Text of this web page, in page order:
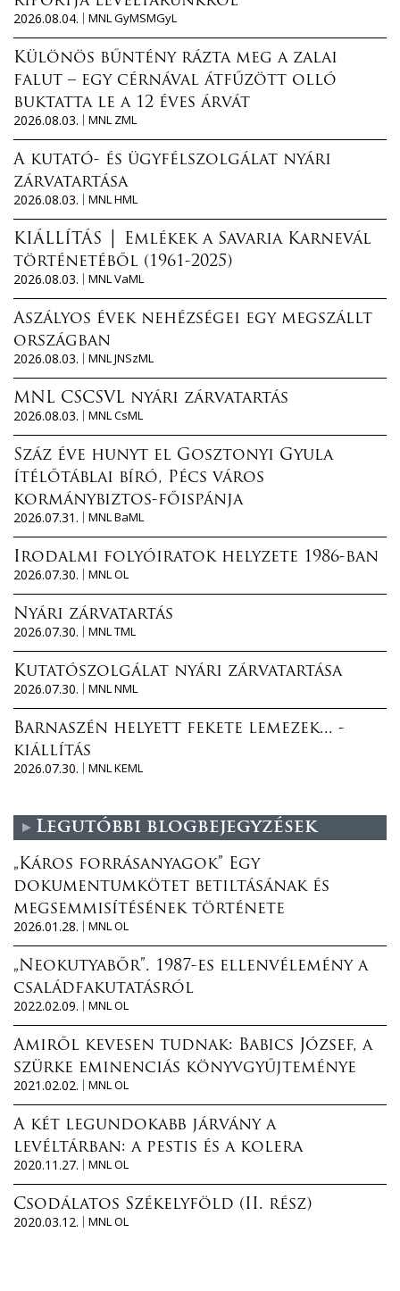
2026.08.04.
MNL GyMSMGyL
Különös bűntény rázta meg a zalai
falut – egy cérnával átfűzött olló
buktatta le a 12 éves árvát
2026.08.03.
MNL ZML
A kutató- és ügyfélszolgálat nyári
zárvatartása
2026.08.03.
MNL HML
KIÁLLÍTÁS │ Emlékek a Savaria Karnevál
történetéből (1961-2025)
2026.08.03.
MNL VaML
Aszályos évek nehézségei egy megszállt
országban
2026.08.03.
MNL JNSzML
MNL CSCSVL nyári zárvatartás
2026.08.03.
MNL CsML
Száz éve hunyt el Gosztonyi Gyula
ítélőtáblai bíró, Pécs város
kormánybiztos-főispánja
2026.07.31.
MNL BaML
Irodalmi folyóiratok helyzete 1986-ban
2026.07.30.
MNL OL
Nyári zárvatartás
2026.07.30.
MNL TML
Kutatószolgálat nyári zárvatartása
2026.07.30.
MNL NML
Barnaszén helyett fekete lemezek... -
kiállítás
2026.07.30.
MNL KEML
Legutóbbi blogbejegyzések
„Káros forrásanyagok” Egy
dokumentumkötet betiltásának és
megsemmisítésének története
2026.01.28.
MNL OL
„Neokutyabőr”. 1987-es ellenvélemény a
családfakutatásról
2022.02.09.
MNL OL
Amiről kevesen tudnak: Babics József, a
szürke eminenciás könyvgyűjteménye
2021.02.02.
MNL OL
A két legundokabb járvány a
levéltárban: a pestis és a kolera
2020.11.27.
MNL OL
Csodálatos Székelyföld (II. rész)
2020.03.12.
MNL OL